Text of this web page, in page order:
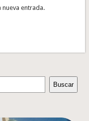
nueva entrada.
Buscar